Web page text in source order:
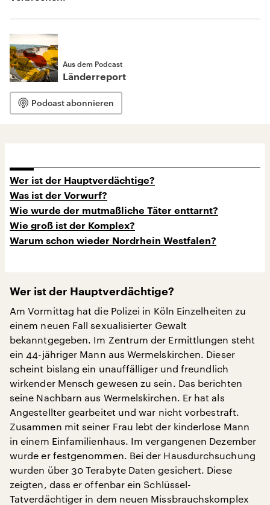
Aus dem Podcast
Länderreport
Podcast abonnieren
Wer ist der Hauptverdächtige?
Was ist der Vorwurf?
Wie wurde der mutmaßliche Täter enttarnt?
Wie groß ist der Komplex?
Warum schon wieder Nordrhein Westfalen?
Wer ist der Hauptverdächtige?
Am Vormittag hat die Polizei in Köln Einzelheiten zu
einem neuen Fall sexualisierter Gewalt
bekanntgegeben. Im Zentrum der Ermittlungen steht
ein 44-jähriger Mann aus Wermelskirchen. Dieser
scheint bislang ein unauffälliger und freundlich
wirkender Mensch gewesen zu sein. Das berichten
seine Nachbarn aus Wermelskirchen. Er hat als
Angestellter gearbeitet und war nicht vorbestraft.
Zusammen mit seiner Frau lebt der kinderlose Mann
in einem Einfamilienhaus. Im vergangenen Dezember
wurde er festgenommen. Bei der Hausdurchsuchung
wurden über 30 Terabyte Daten gesichert. Diese
zeigten, dass er offenbar ein Schlüssel-
Tatverdächtiger in dem neuen Missbrauchskomplex